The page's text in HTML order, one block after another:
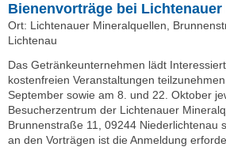
Bienenvorträge bei
Ort: Lichtenauer Mineralquellen,
Lichtenau
Das Getränkeunternehmen lädt
kostenfreien Veranstaltungen
September sowie am 8. und 22. Oktober
Besucherzentrum der Lichtenauer
Brunnenstraße 11, 09244 Niederlichtenau
an den Vorträgen ist die Anmeldung